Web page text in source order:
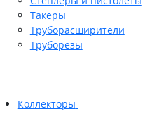
Такеры
Труборасширители
Труборезы
Коллекторы